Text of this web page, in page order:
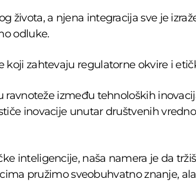
života, a njena integracija sve je
odluke.
zahtevaju regulatorne okvire i
između tehnoloških
inovacije unutar društvenih
inteligencije, naša namera je da
pružimo sveobuhvatno znanje,